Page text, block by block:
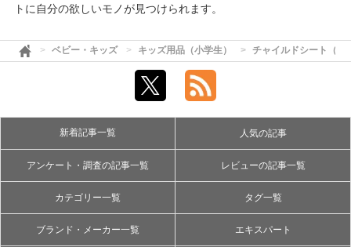
トに自分の欲しいモノが見つけられます。
ベビー・キッズ キッズ用品（小学生） チャイルドシート（ジ
新着記事一覧 人気の記事
アンケート・調査の記事一覧 レビューの記事一覧
カテゴリー一覧 タグ一覧
ブランド・メーカー一覧 エキスパート